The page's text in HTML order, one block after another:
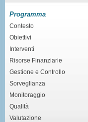
Programma
Contesto
Obiettivi
Interventi
Risorse Finanziarie
Gestione e Controllo
Sorveglianza
Monitoraggio
Qualità
Valutazione